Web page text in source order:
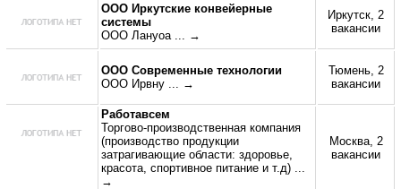
ООО Иркутские конвейерные
системы
ООО Лануоа
... →
Иркутск, 2
вакансии
ООО Современные технологии
ООО Ирвну
... →
Тюмень, 2
вакансии
Работавсем
Торгово-производственная компания
(производство продукции
затрагивающие области: здоровье,
красота, спортивное питание и т.д)
→
Москва, 2
вакансии